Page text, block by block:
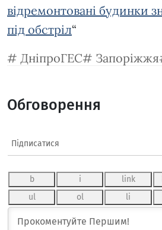
відремонтовані будинки
під обстріл“
ДніпроГЕС
Запоріжжя
Обговорення
Підписатися